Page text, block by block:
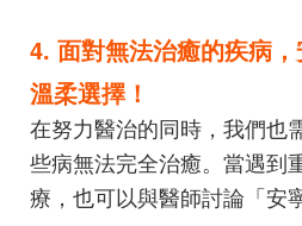
4. 面對無法治癒的疾病
溫柔選擇！
在努力醫治的同時，我們也
些病無法完全治癒。當遇到
療，也可以與醫師討論「安